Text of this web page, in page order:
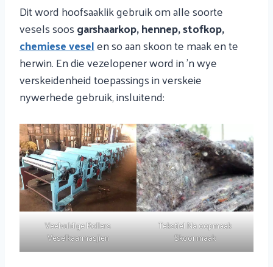
Dit word hoofsaaklik gebruik om alle soorte
vesels soosgarshaarkop, hennep, stofkop,
chemiese veselen so aan skoon te maak en te
herwin. En die vezelopener word in 'n wye
verskeidenheid toepassings in verskeie
nywerhede gebruik, insluitend:
Veelvuldige Rollers
Veselkaarmasjien
Tekstiel Na oopmaak
Skoonmaak